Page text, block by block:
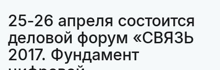
25-26 апреля состоится
деловой форум «СВЯЗЬ
2017. Фундамент